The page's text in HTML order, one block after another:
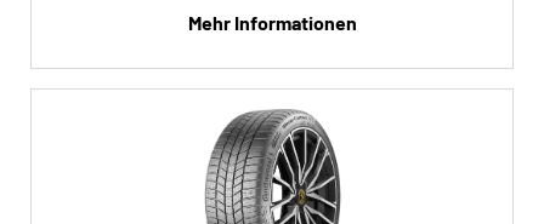
Mehr Informationen